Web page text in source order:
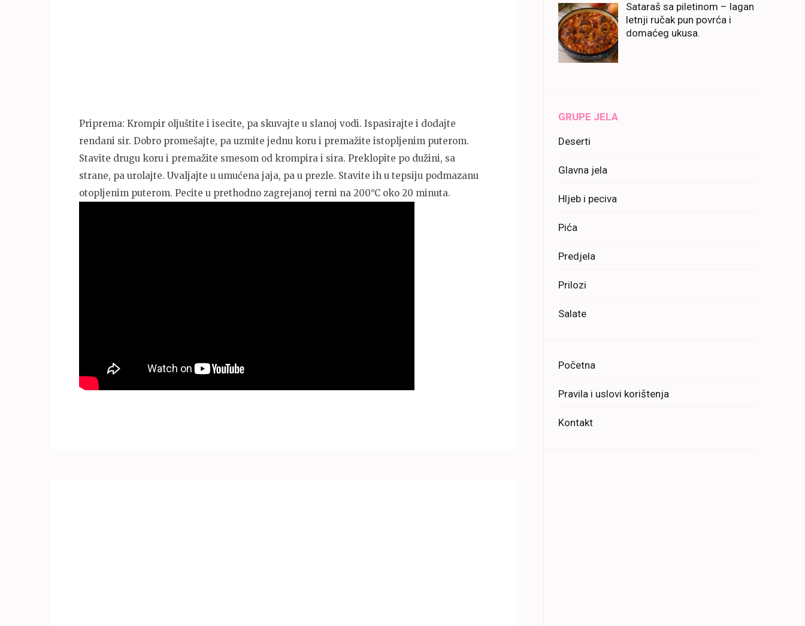
Priprema: Krompir oljuštite i isecite, pa skuvajte u slanoj vodi. Ispasirajte i dodajte
rendani sir. Dobro promešajte, pa uzmite jednu koru i premažite istopljenim puterom.
Stavite drugu koru i premažite smesom od krompira i sira. Preklopite po dužini, sa
strane, pa urolajte. Uvaljajte u umućena jaja, pa u prezle. Stavite ih u tepsiju podmazanu
otopljenim puterom. Pecite u prethodno zagrejanoj rerni na 200°C oko 20 minuta.
Sataraš sa piletinom – lagan
letnji ručak pun povrća i
domaćeg ukusa.
GRUPE JELA
Deserti
Glavna jela
Hljeb i peciva
Pića
Predjela
Prilozi
Salate
Početna
Pravila i uslovi korištenja
Kontakt